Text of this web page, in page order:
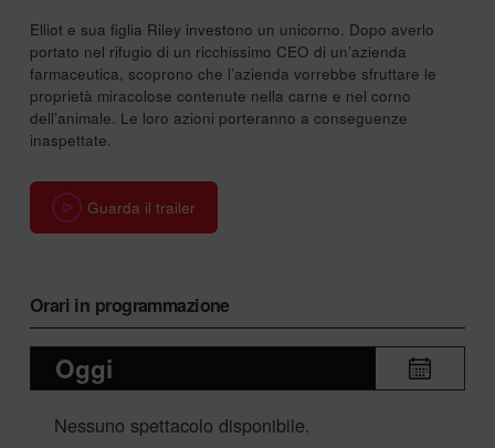
Elliot e sua figlia Riley investono un unicorno. Dopo averlo
portato nel rifugio di un ricchissimo CEO di un’azienda
farmaceutica, scoprono che l’azienda vorrebbe sfruttare le
proprietà miracolose contenute nella carne e nel corno
dell’animale. Le loro azioni porteranno a conseguenze
inaspettate.
Guarda il trailer
Orari in programmazione
Oggi
Nessuno spettacolo disponibile.